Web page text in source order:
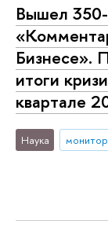
Вышел
Бизнесе».
итоги
квартале
Наука